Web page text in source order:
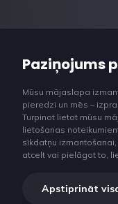
Paziņojums
Mūsu mājaslapa
pieredzi un mēs –
Turpinot lietot mūsu
lietošanas
sīkdatņu
atcelt vai pielāgot to,
Apstiprināt